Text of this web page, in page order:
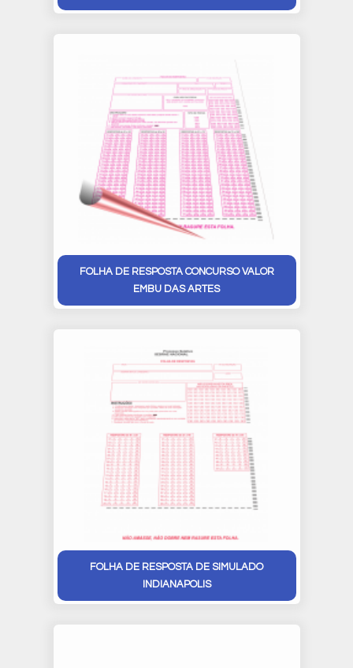
FOLHA DE RESPOSTA CONCURSO VALOR
EMBU DAS ARTES
FOLHA DE RESPOSTA DE SIMULADO
INDIANAPOLIS